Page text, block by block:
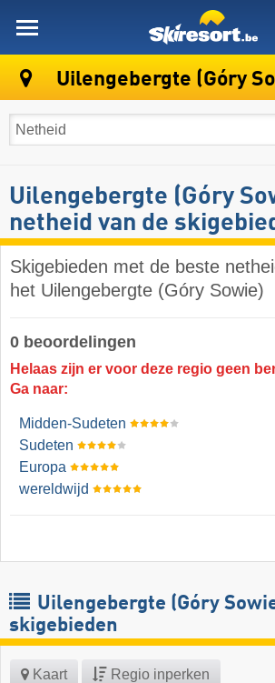
Uilengebergte (Góry
Uilengebergte (Góry
netheid van de
Skigebieden met de beste
het Uilengebergte (Góry Sowie)
0 beoordelingen
Helaas zijn er voor deze regio geen
Ga naar:
Midden-Sudeten
Sudeten
Europa
wereldwijd
Uilengebergte (Góry
skigebieden
Kaart Regio inperken